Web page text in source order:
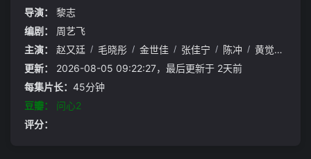
直面器官移植伦理争议、稀缺医疗资源分配、患者尊严底线等
尖锐议题,不神化医者、不刻意煽情,坦然呈现医生的疲惫、犹
豫与遗憾。
导演：
黎志
编剧：
周艺飞
主演：
赵又廷 / 毛晓彤 / 金世佳 / 张佳宁 / 陈冲 / 黄觉
更新：
2026-08-05 09:22:27，最后更新于 2天前
每集片长： 45分钟
豆瓣：
问心2
评分：